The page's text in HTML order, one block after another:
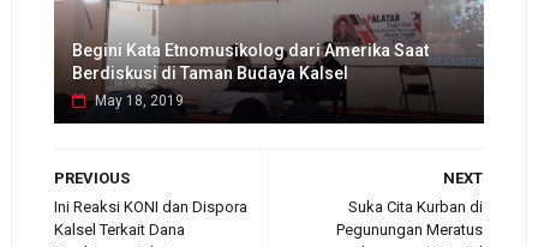
Begini Kata Etnomusikolog dari Amerika Saat
Berdiskusi di Taman Budaya Kalsel
May 18, 2019
NEXT
Suka Cita Kurban di
Pegunungan Meratus
PREVIOUS
Ini Reaksi KONI dan Dispora
Kalsel Terkait Dana